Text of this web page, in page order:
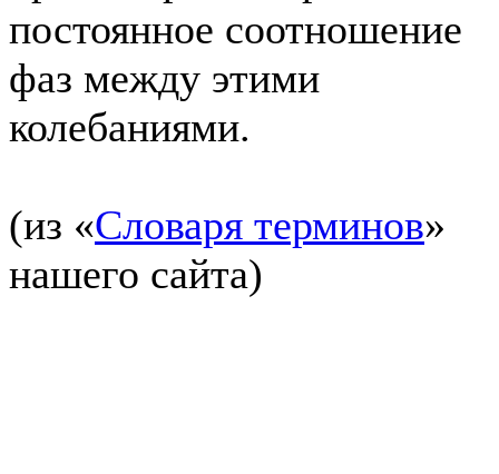
постоянное соотношение
фаз между этими
колебаниями.
(из «Словаря терминов»
нашего сайта)